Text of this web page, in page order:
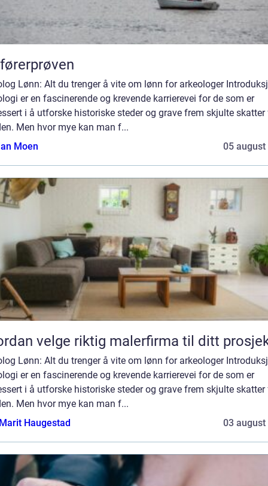
Lønn: Alt du trenger å vite om lønn for arkeologer
er en fascinerende og krevende karrierevei for de som er
i å utforske historiske steder og grave frem skjulte skatter
Men hvor mye kan man f...
Moen
05 august
velge riktig malerfirma til ditt
Lønn: Alt du trenger å vite om lønn for arkeologer
er en fascinerende og krevende karrierevei for de som er
i å utforske historiske steder og grave frem skjulte skatter
Men hvor mye kan man f...
Haugestad
03 august